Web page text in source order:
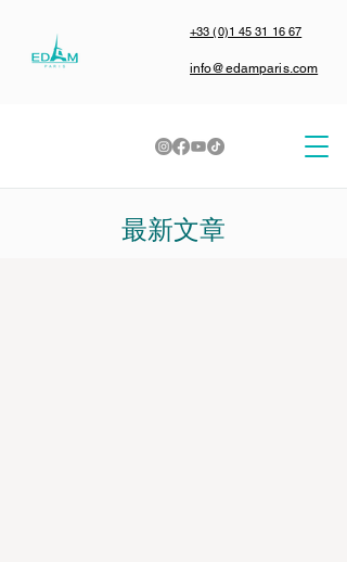
info@edamparis.com
+33 (0)1 45 31 16 67
最新文章